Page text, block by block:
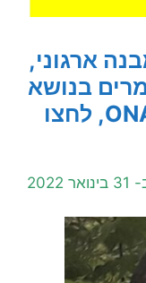
ארגוני,
בנושא
ניתוחי רשת ארגונית ONA, לחצו